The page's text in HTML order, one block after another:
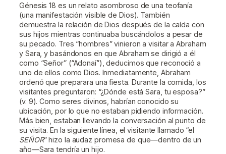
Génesis 18 es un relato asombroso de una teofanía
(una manifestación visible de Dios). También
demuestra la relación de Dios después de la caída con
sus hijos mientras continuaba buscándolos a pesar de
su pecado. Tres “hombres” vinieron a visitar a Abraham
y Sara, y basándonos en que Abraham se dirigió a él
como “Señor” (“Adonaí”), deducimos que reconoció a
uno de ellos como Dios. Inmediatamente, Abraham
ordenó que preparara una fiesta. Durante la comida, los
visitantes preguntaron: “¿Dónde está Sara, tu esposa?”
(v. 9). Como seres divinos, habrían conocido su
ubicación, por lo que no estaban pidiendo información.
Más bien, estaban llevando la conversación al punto de
su visita. En la siguiente línea, el visitante llamado “el
SEÑOR” hizo la audaz promesa de que—dentro de un
año—Sara tendría un hijo.